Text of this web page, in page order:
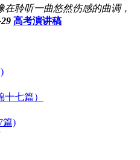
聆听一曲悠然伤感的曲调，
高考演讲稿
七篇）
篇)